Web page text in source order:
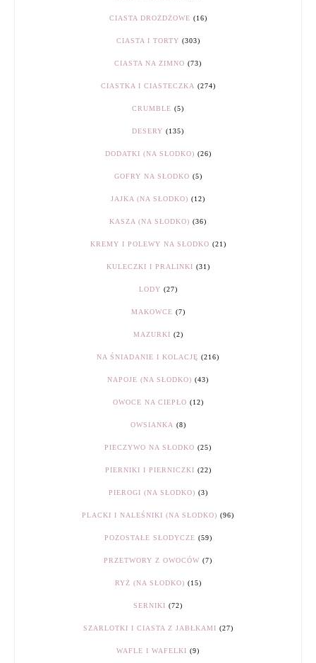
CIASTA DROŻDŻOWE (16)
CIASTA I TORTY (303)
CIASTA NA ZIMNO (73)
CIASTKA I CIASTECZKA (274)
CRUMBLE (5)
DESERY (135)
DODATKI (NA SŁODKO) (26)
GOFRY NA SŁODKO (5)
JAJKA (NA SŁODKO) (12)
KASZA (NA SŁODKO) (36)
KREMY I POLEWY NA SŁODKO (21)
KULECZKI I PRALINKI (31)
LODY (27)
MAKOWCE (7)
MAZURKI (2)
NA ŚNIADANIE I KOLACJĘ (216)
NAPOJE (NA SŁODKO) (43)
OWOCE NA CIEPŁO (12)
OWSIANKA (8)
PIECZYWO NA SŁODKO (25)
PIERNIKI I PIERNICZKI (22)
PIEROGI (NA SŁODKO) (3)
PLACKI I NALEŚNIKI (NA SŁODKO) (96)
POZOSTAŁE SŁODYCZE (59)
PRZETWORY Z OWOCÓW (7)
RYŻ (NA SŁODKO) (15)
SERNIKI (72)
SZARLOTKI I CIASTA Z JABŁKAMI (27)
WAFLE I WAFELKI (9)